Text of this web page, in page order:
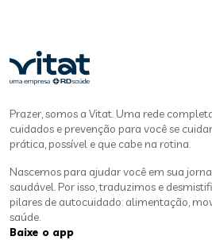
Prazer, somos a Vitat. Uma rede
cuidados e prevenção para você se
prática, possível e que cabe na rotina.
Nascemos para ajudar você em sua
saudável. Por isso, traduzimos e
pilares de autocuidado: alimentação,
saúde.
Baixe o app